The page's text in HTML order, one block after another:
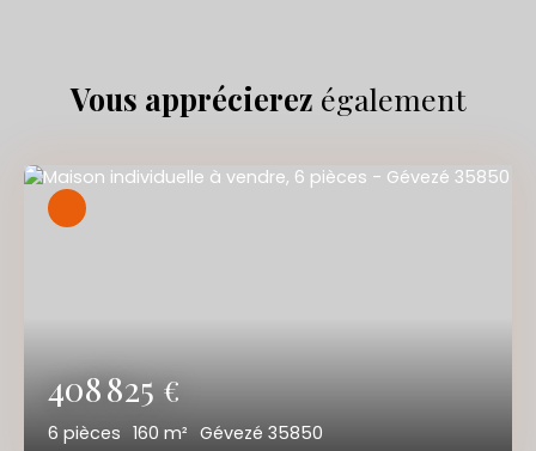
Vous apprécierez également
408 825€
6 pièces 160 m² Gévezé 35850